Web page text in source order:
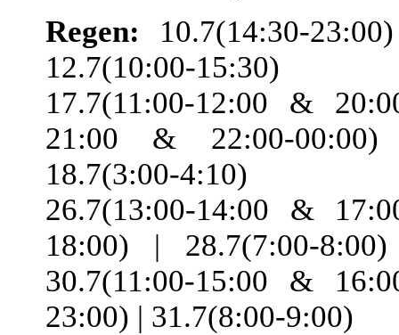
Regen: 10.7(14:30-
12.7(10:00-
17.7(11:00-12:00 &
21:00 & 22:00-
18.7(3:00-4:10)
26.7(13:00-14:00 &
18:00) | 28.7(7:00-
30.7(11:00-15:00 &
23:00) | 31.7(8:00-9:00)